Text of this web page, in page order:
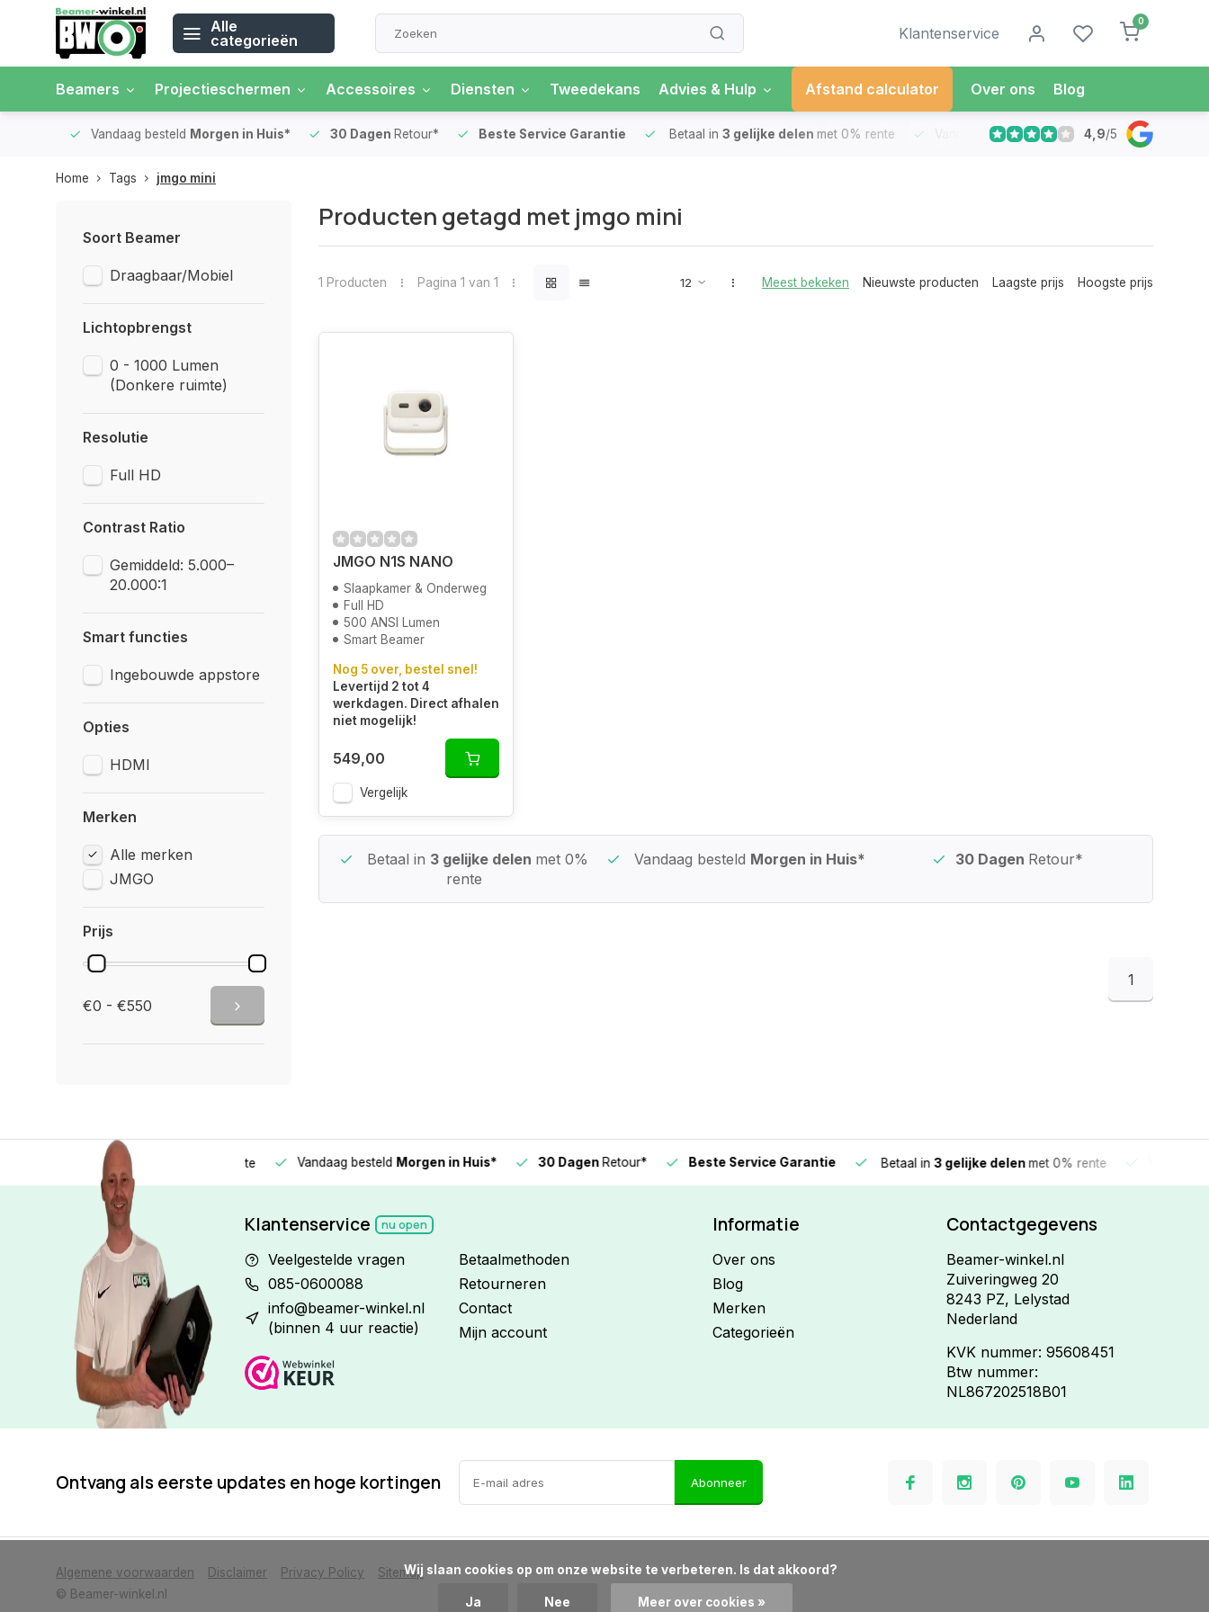
Alle
categorieën
Klantenservice
0
Beamers Projectieschermen Accessoires Diensten Tweedekans Advies & Hulp Afstand calculator Over ons Blog
Vandaag besteld Morgen in Huis* 30 DagenRetour* Beste Service Garantie Betaal in 3 gelijke delenmet 0% rente Vandaag besteldMorgen in Huis*
4,9/5
Home Tags jmgo mini
Soort Beamer
Draagbaar/Mobiel
Lichtopbrengst
0 - 1000 Lumen
(Donkere ruimte)
Resolutie
Full HD
Contrast Ratio
Gemiddeld: 5.000–
20.000:1
Smart functies
Ingebouwde appstore
Opties
HDMI
Merken
Alle merken
JMGO
Prijs
€0 - €550
Producten getagd met jmgo mini
1 Producten Pagina 1 van 1 Meest bekeken Nieuwste producten Laagste prijs Hoogste prijs
JMGO N1S NANO
Slaapkamer & Onderweg
Full HD
500 ANSI Lumen
Smart Beamer
Nog 5 over, bestel snel!
Levertijd 2 tot 4
werkdagen. Direct afhalen
niet mogelijk!
549,00
Vergelijk
Beste Service Garantie Betaal in 3 gelijke delen met 0%
rente
Vandaag besteld Morgen in Huis* 30 Dagen Retour*
1
3 gelijke delen Vandaag besteldMorgen in Huis* 30 DagenRetour* Beste Service Garantie Betaal in3 gelijke delenmet 0% rente Vandaag
Klantenservice nu open
Veelgestelde vragen
085-0600088
info@beamer-winkel.nl
(binnen 4 uur reactie)
Betaalmethoden
Retourneren
Contact
Mijn account
Informatie
Over ons
Blog
Merken
Categorieën
Contactgegevens
Beamer-winkel.nl
Zuiveringweg 20
8243 PZ, Lelystad
Nederland
KVK nummer: 95608451
Btw nummer:
NL867202518B01
Ontvang als eerste updates en hoge kortingen Abonneer
Algemene voorwaarden Disclaimer Privacy Policy
Sitemap
© Beamer-winkel.nl
            Wij slaan cookies op om onze website te verbeteren. Is dat akkoord?
Ja Nee Meer over cookies »